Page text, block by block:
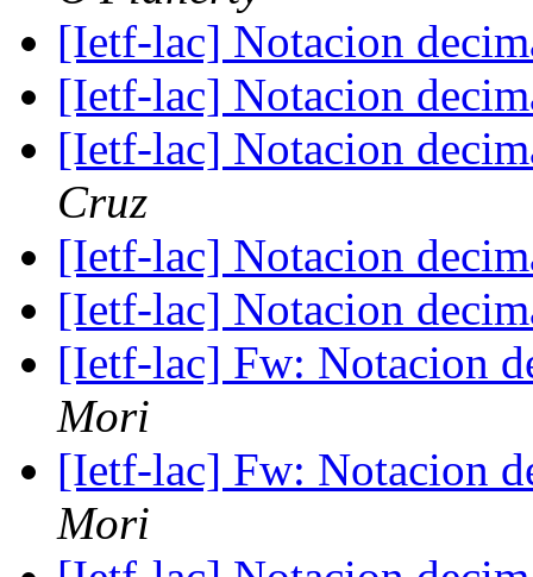
[Ietf-lac] Notacion
[Ietf-lac] Notacion
[Ietf-lac] Notacion
Cruz
[Ietf-lac] Notacion
[Ietf-lac] Notacion
[Ietf-lac] Fw: Notacion
Mori
[Ietf-lac] Fw: Notacion
Mori